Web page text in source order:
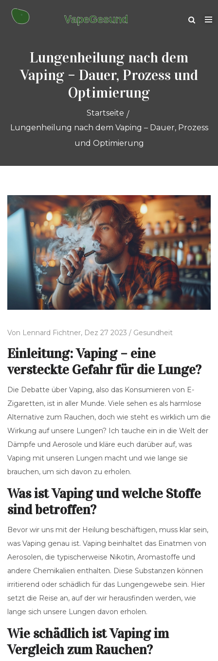
Lungenheilung nach dem
Vaping – Dauer, Prozess und
Optimierung
Startseite
Lungenheilung nach dem Vaping – Dauer, Prozess
und Optimierung
Von Lennard Fichtner, Dez 27 2023 / Gesundheit
Einleitung: Vaping – eine
versteckte Gefahr für die Lunge?
Die Debatte über Vaping, also das Konsumieren von E-
Zigaretten, ist in aller Munde. Viele sehen es als harmlose
Alternative zum Rauchen, doch wie steht es wirklich um die
Wirkung auf unsere Lungen? Ich tauche ein in die Welt der
Dämpfe und Aerosole und kläre euch darüber auf, was
Vaping mit unseren Lungen macht und wie lange sie
brauchen, um sich davon zu erholen.
Was ist Vaping und welche Stoffe
sind betroffen?
Bevor wir uns mit der Heilung beschäftigen, muss klar sein,
was Vaping genau ist. Vaping beinhaltet das Einatmen von
Aerosolen, die typischerweise Nikotin, Aromastoffe und
andere Chemikalien enthalten. Diese Substanzen können
irritierend oder schädlich für das Lungengewebe sein. Hier
setzt die Reise an, auf der wir herausfinden werden, wie
lange sich unsere Lungen davon erholen.
Wie schädlich ist Vaping im
Vergleich zum Rauchen?